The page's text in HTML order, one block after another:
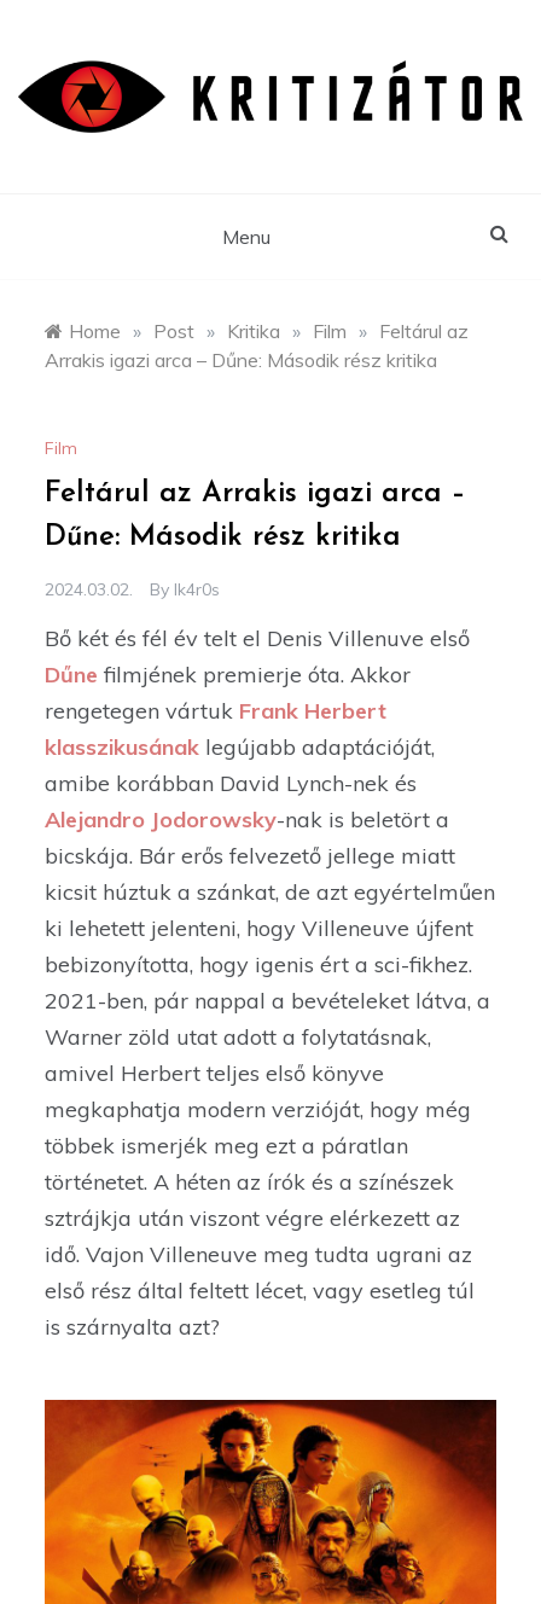
content
Menu
Home » Post » Kritika » Film » Feltárul az
Arrakis igazi arca – Dűne: Második rész kritika
Film
Feltárul az Arrakis igazi arca –
Dűne: Második rész kritika
2024.03.02. By Ik4r0s
Bő két és fél év telt el Denis Villenuve első
Dűne filmjének premierje óta. Akkor
rengetegen vártuk Frank Herbert
klasszikusának legújabb adaptációját,
amibe korábban David Lynch-nek és
Alejandro Jodorowsky-nak is beletört a
bicskája. Bár erős felvezető jellege miatt
kicsit húztuk a szánkat, de azt egyértelműen
ki lehetett jelenteni, hogy Villeneuve újfent
bebizonyította, hogy igenis ért a sci-fikhez.
2021-ben, pár nappal a bevételeket látva, a
Warner zöld utat adott a folytatásnak,
amivel Herbert teljes első könyve
megkaphatja modern verzióját, hogy még
többek ismerjék meg ezt a páratlan
történetet. A héten az írók és a színészek
sztrájkja után viszont végre elérkezett az
idő. Vajon Villeneuve meg tudta ugrani az
első rész által feltett lécet, vagy esetleg túl
is szárnyalta azt?